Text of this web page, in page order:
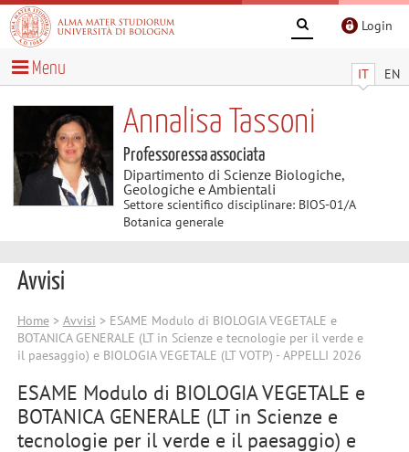
Login
IT EN
Menu
Annalisa Tassoni
Professoressa associata
Dipartimento di Scienze Biologiche,
Geologiche e Ambientali
Settore scientifico disciplinare: BIOS-01/A
Botanica generale
Avvisi
Home> Avvisi > ESAME Modulo di BIOLOGIA VEGETALE e
BOTANICA GENERALE (LT in Scienze e tecnologie per il verde e
il paesaggio) e BIOLOGIA VEGETALE (LT VOTP) - APPELLI 2026
ESAME Modulo di BIOLOGIA VEGETALE e
BOTANICA GENERALE (LT in Scienze e
tecnologie per il verde e il paesaggio) e